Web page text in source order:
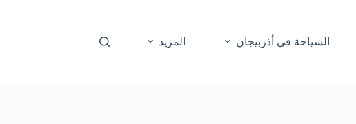
السياحة في أذربيجان المزيد